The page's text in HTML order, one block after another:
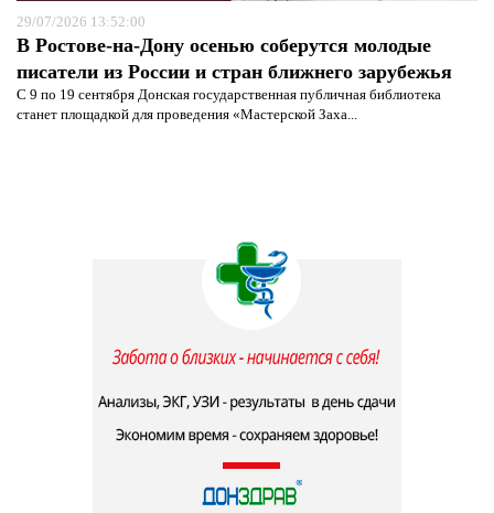
29/07/2026 13:52:00
В Ростове-на-Дону осенью соберутся молодые
писатели из России и стран ближнего зарубежья
С 9 по 19 сентября Донская государственная публичная библиотека
станет площадкой для проведения «Мастерской Заха...